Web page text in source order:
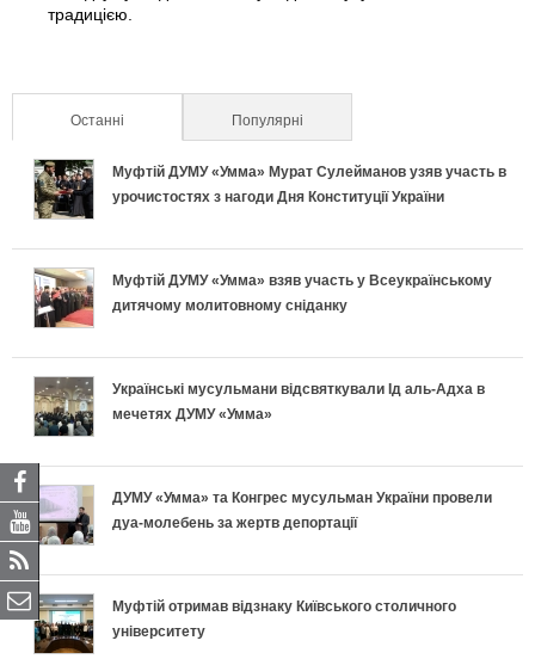
традицією.
Останні (активна вкладка)Популярні
Муфтій ДУМУ «Умма» Мурат Сулейманов узяв участь в
урочистостях з нагоди Дня Конституції України
Муфтій ДУМУ «Умма» взяв участь у Всеукраїнському
дитячому молитовному сніданку
Українські мусульмани відсвяткували Ід аль-Адха в
мечетях ДУМУ «Умма»
ДУМУ «Умма» та Конгрес мусульман України провели
дуа-молебень за жертв депортації
Муфтій отримав відзнаку Київського столичного
університету